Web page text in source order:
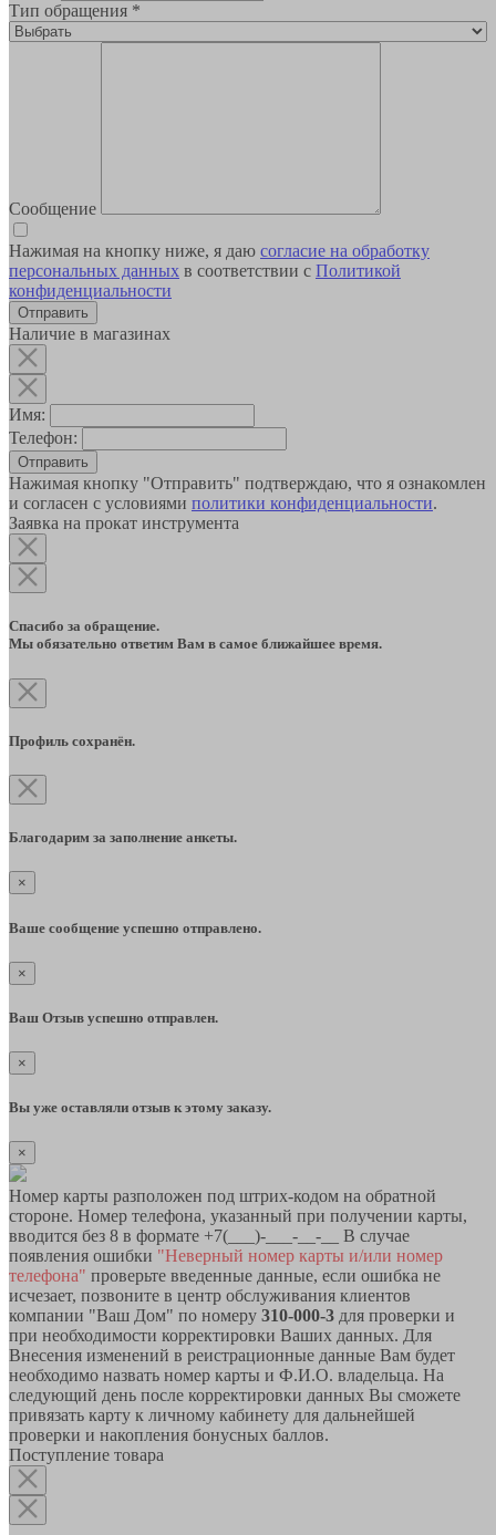
Тип обращения *
Сообщение
Нажимая на кнопку ниже, я даю согласие на обработку
персональных данных в соответствии с Политикой
конфиденциальности
Наличие в магазинах
Имя:
Телефон:
Отправить
Нажимая кнопку "Отправить" подтверждаю, что я ознакомлен
и согласен с условиями политики конфиденциальности.
Заявка на прокат инструмента
Спасибо за обращение.
Мы обязательно ответим Вам в самое ближайшее время.
Профиль сохранён.
Благодарим за заполнение анкеты.
×
Ваше сообщение успешно отправлено.
×
Ваш Отзыв успешно отправлен.
×
Вы уже оставляли отзыв к этому заказу.
×
Номер карты разположен под штрих-кодом на обратной
стороне. Номер телефона, указанный при получении карты,
вводится без 8 в формате +7(___)-___-__-__ В случае
появления ошибки "Неверный номер карты и/или номер
телефона" проверьте введенные данные, если ошибка не
исчезает, позвоните в центр обслуживания клиентов
компании "Ваш Дом" по номеру 310-000-3 для проверки и
при необходимости корректировки Ваших данных. Для
Внесения изменений в реистрационные данные Вам будет
необходимо назвать номер карты и Ф.И.О. владельца. На
следующий день после корректировки данных Вы сможете
привязать карту к личному кабинету для дальнейшей
проверки и накопления бонусных баллов.
Поступление товара